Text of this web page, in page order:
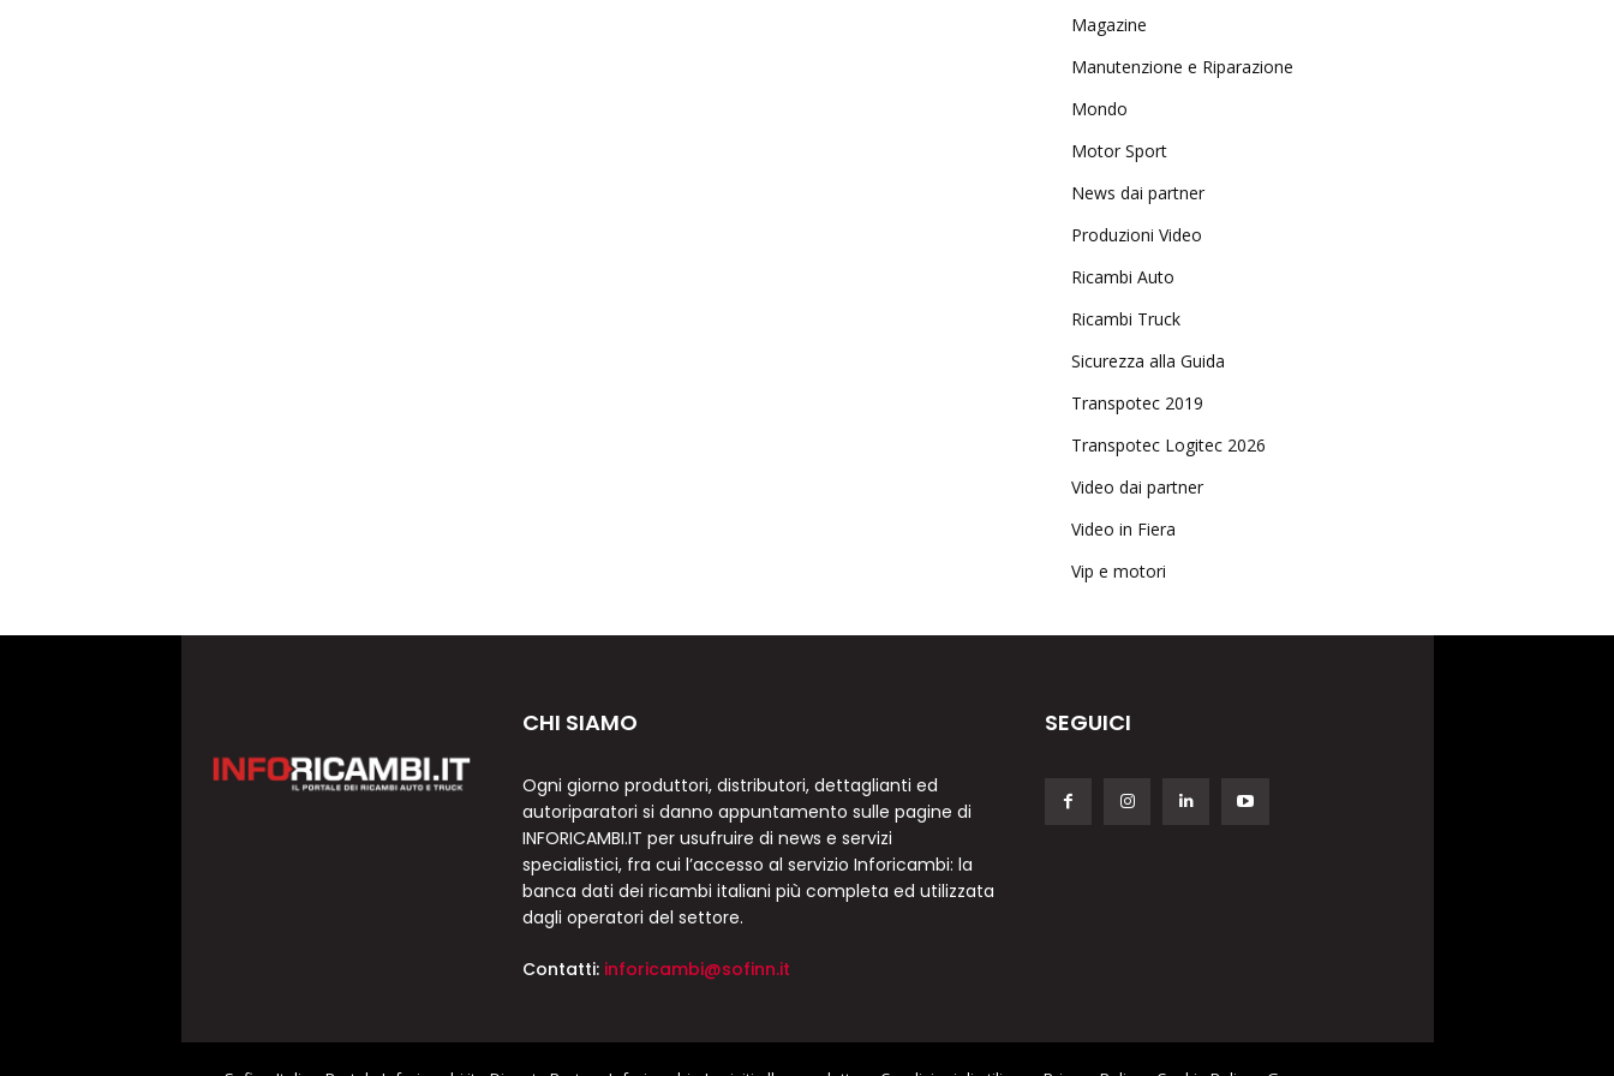
Magazine
Manutenzione e Riparazione
Mondo
Motor Sport
News dai partner
Produzioni Video
Ricambi Auto
Ricambi Truck
Sicurezza alla Guida
Transpotec 2019
Transpotec Logitec 2026
Video dai partner
Video in Fiera
Vip e motori
CHI SIAMO
Ogni giorno produttori, distributori, dettaglianti ed
autoriparatori si danno appuntamento sulle pagine di
INFORICAMBI.IT per usufruire di news e servizi
specialistici, fra cui l’accesso al servizio Inforicambi: la
banca dati dei ricambi italiani più completa ed utilizzata
dagli operatori del settore.
Contatti: inforicambi@sofinn.it
SEGUICI